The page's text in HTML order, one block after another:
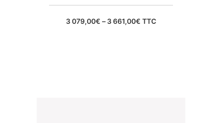
3 079,00€ – 3 661,00€ TTC